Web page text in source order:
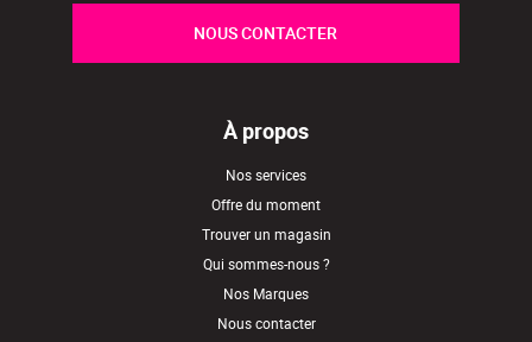
NOUS CONTACTER
À propos
Nos services
Offre du moment
Trouver un magasin
Qui sommes-nous ?
Nos Marques
Nous contacter